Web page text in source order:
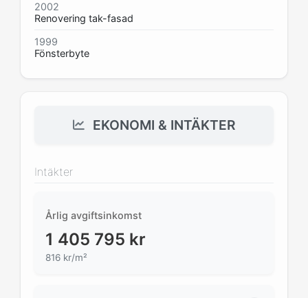
2002
Renovering tak-fasad
1999
Fönsterbyte
EKONOMI & INTÄKTER
Intäkter
Årlig avgiftsinkomst
1 405 795 kr
816 kr/m²